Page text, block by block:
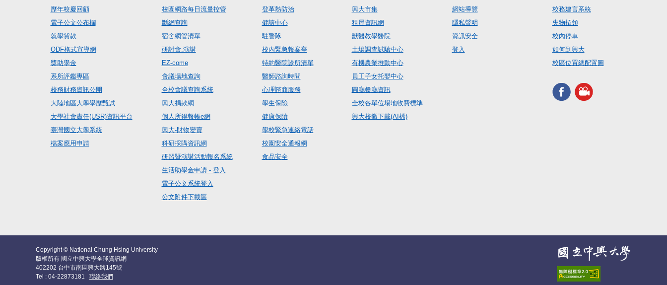
歷年校慶回顧
電子公文公布欄
就學貸款
ODF格式宣導網
獎助學金
系所評鑑專區
校務財務資訊公開
大陸地區大學學歷甄試
大學社會責任(USR)資訊平台
臺灣國立大學系統
檔案應用申請
校園網路每日流量控管
斷網查詢
宿舍網管清單
研討會.演講
EZ-come
會議場地查詢
全校會議查詢系統
興大捐款網
個人所得報帳e網
興大-財物變賣
科研採購資訊網
研習暨演講活動報名系統
生活助學金申請 - 登入
電子公文系統登入
公文附件下載區
登革熱防治
健諮中心
駐警隊
校內緊急報案亭
特約醫院診所清單
醫師諮詢時間
心理諮商服務
學生保險
健康保險
學校緊急連絡電話
校園安全通報網
食品安全
興大市集
租屋資訊網
獸醫教學醫院
土壤調查試驗中心
有機農業推動中心
員工子女托嬰中心
圓廳餐廳資訊
全校各單位場地收費標準
興大校徽下載(AI檔)
網站導覽
隱私聲明
資訊安全
登入
校務建言系統
失物招領
校內停車
如何到興大
校區位置總配置圖
Copyright © National Chung Hsing University
版權所有 國立中興大學全球資訊網
402202 台中市南區興大路145號
Tel : 04-22873181 聯絡我們